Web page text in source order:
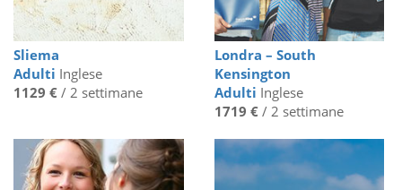
Sliema
Adulti Inglese
1129 € / 2 settimane
Londra – South
Kensington
Adulti Inglese
1719 €/ 2 settimane